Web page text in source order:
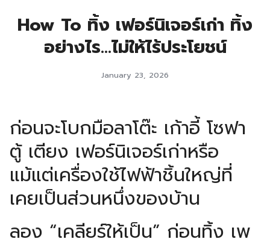
How To ทิ้ง เฟอร์นิเจอร์เก่า ทิ้ง
อย่างไร…ไม่ให้ไร้ประโยชน์
January 23, 2026
ก่อนจะโบกมือลาโต๊ะ เก้าอี้ โซฟา
ตู้ เตียง เฟอร์นิเจอร์เก่าหรือ
แม้แต่เครื่องใช้ไฟฟ้าชิ้นใหญ่ที่
เคยเป็นส่วนหนึ่งของบ้าน
ลอง “เคลียร์ให้เป็น” ก่อนทิ้ง เพ